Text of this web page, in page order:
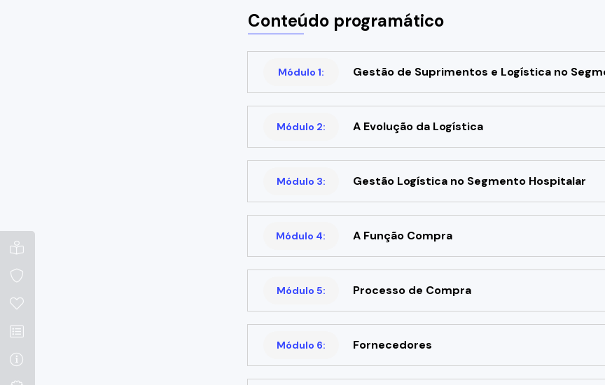
Conteúdo programático
Módulo 1: Gestão de Suprimentos e Logística no
Módulo 2: A Evolução da Logística
Módulo 3: Gestão Logística no Segmento Hospitalar
Módulo 4: A Função Compra
Módulo 5: Processo de Compra
Módulo 6: Fornecedores